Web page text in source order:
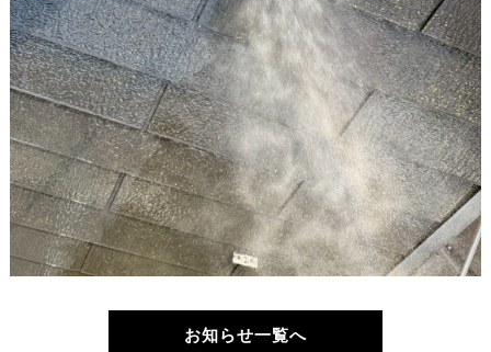
お知らせ一覧へ